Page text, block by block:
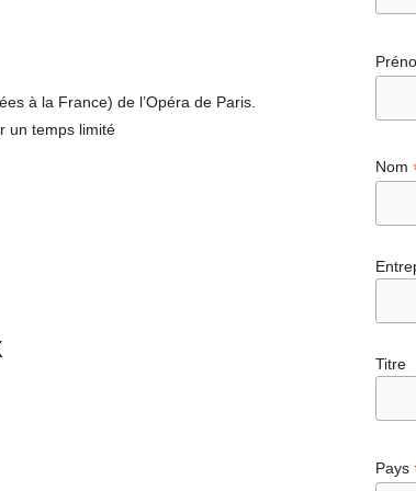
à la France) de l’Opéra de Paris.
un temps limité
Nom
Titre
Pays